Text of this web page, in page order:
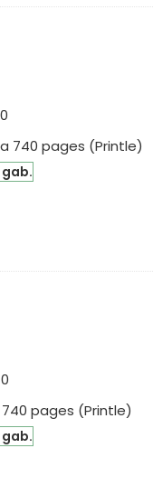
740 pages (Printle)
gab.
740 pages (Printle)
gab.